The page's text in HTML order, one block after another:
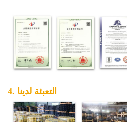
4. التعبئة لدينا